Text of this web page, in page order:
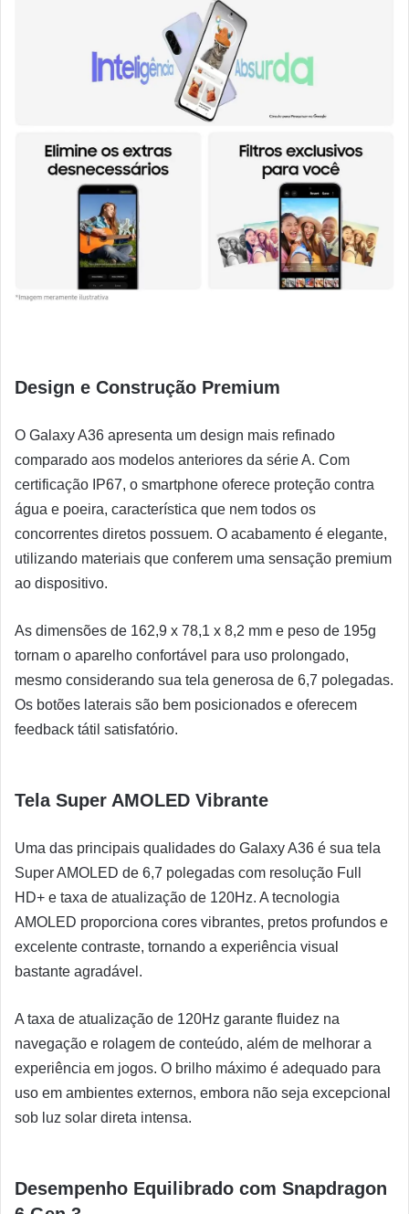
Design e Construção Premium
O Galaxy A36 apresenta um design mais refinado
comparado aos modelos anteriores da série A. Com
certificação IP67, o smartphone oferece proteção contra
água e poeira, característica que nem todos os
concorrentes diretos possuem. O acabamento é elegante,
utilizando materiais que conferem uma sensação premium
ao dispositivo.
As dimensões de 162,9 x 78,1 x 8,2 mm e peso de 195g
tornam o aparelho confortável para uso prolongado,
mesmo considerando sua tela generosa de 6,7 polegadas.
Os botões laterais são bem posicionados e oferecem
feedback tátil satisfatório.
Tela Super AMOLED Vibrante
Uma das principais qualidades do Galaxy A36 é sua tela
Super AMOLED de 6,7 polegadas com resolução Full
HD+ e taxa de atualização de 120Hz. A tecnologia
AMOLED proporciona cores vibrantes, pretos profundos e
excelente contraste, tornando a experiência visual
bastante agradável.
A taxa de atualização de 120Hz garante fluidez na
navegação e rolagem de conteúdo, além de melhorar a
experiência em jogos. O brilho máximo é adequado para
uso em ambientes externos, embora não seja excepcional
sob luz solar direta intensa.
Desempenho Equilibrado com Snapdragon